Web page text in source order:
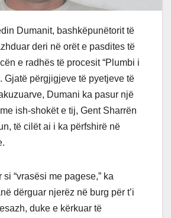
Dumanit, bashkëpunëtorit të
deri në orët e pasdites të
e radhës të procesit “Plumbi i
Gjatë përgjigjeve të pyetjeve të
Dumani ka pasur një
ish-shokët e tij, Gent Sharrën
të cilët ai i ka përfshirë në
“vrasësi me pagese,” ka
dërguar njerëz në burg për t’i
duke e kërkuar të